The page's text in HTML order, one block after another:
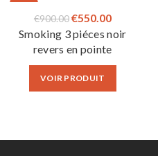
-39%
€900.00Le
prix
initial
était :
€550.00Le
prix
actuel
est :
Smoking 3 piéces noir
revers en pointe
VOIR PRODUIT